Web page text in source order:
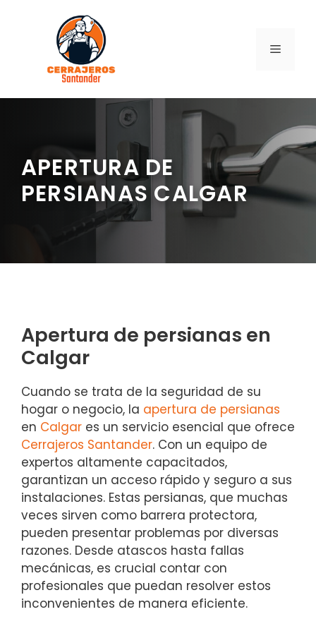
contenido
MENÚ
APERTURA DE
PERSIANAS CALGAR
Apertura de persianas en
Calgar
Cuando se trata de la seguridad de su
hogar o negocio, la apertura de persianas
en Calgar es un servicio esencial que ofrece
Cerrajeros Santander. Con un equipo de
expertos altamente capacitados,
garantizan un acceso rápido y seguro a sus
instalaciones. Estas persianas, que muchas
veces sirven como barrera protectora,
pueden presentar problemas por diversas
razones. Desde atascos hasta fallas
mecánicas, es crucial contar con
profesionales que puedan resolver estos
inconvenientes de manera eficiente.